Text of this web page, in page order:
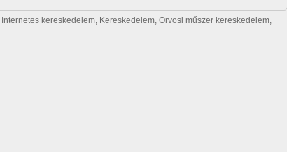
Internetes kereskedelem, Kereskedelem, Orvosi műszer kereskedelem,